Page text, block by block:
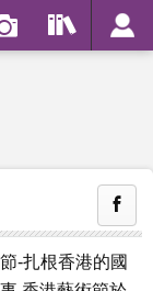
-扎根香港的國